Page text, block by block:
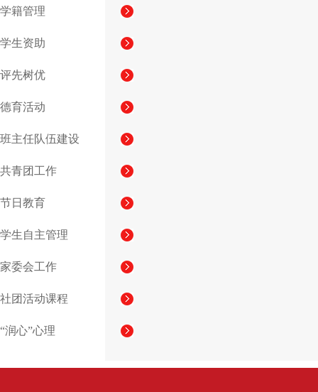
学籍管理
学生资助
评先树优
德育活动
班主任队伍建设
共青团工作
节日教育
学生自主管理
家委会工作
社团活动课程
“润心”心理